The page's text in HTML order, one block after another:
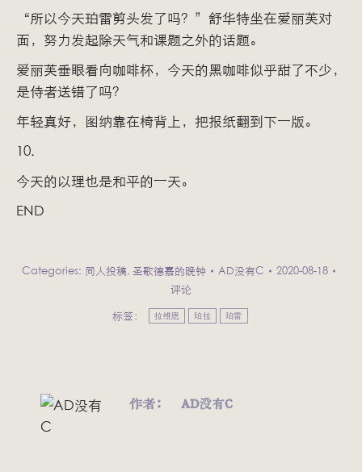
“所以今天珀雷剪头发了吗？”舒华特坐在爱丽芙对
面，努力发起除天气和课题之外的话题。
爱丽芙垂眼看向咖啡杯，今天的黑咖啡似乎甜了不少，
是侍者送错了吗？
年轻真好，图纳靠在椅背上，把报纸翻到下一版。
10.
今天的以理也是和平的一天。
END
Categories: 同人投稿, 圣歌德嘉的晚钟 AD没有C
2020-08-18
评论
标签：
拉维恩 珀拉 珀雷
作者： AD没有C